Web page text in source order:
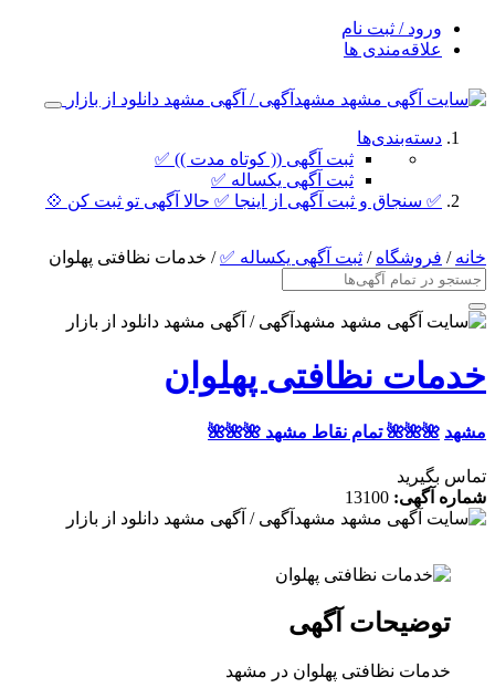
ورود / ثبت نام
علاقه‌مندی ها
دسته‌بندی‌ها
ثبت آگهی (( کوتاه مدت )) ✅
ثبت آگهی یکساله ✅
✅ سنجاق و ثبت آگهی از اینجا ✅ حالا آگهی تو ثبت کن 💠
خانه / فروشگاه / ثبت آگهی یکساله ✅/ خدمات نظافتی پهلوان
خدمات نظافتی پهلوان
مشهد 🌺🌺🌺 تمام نقاط مشهد 🌺🌺🌺
تماس بگیرید
شماره آگهی: 13100
توضیحات آگهی
خدمات نظافتی پهلوان در مشهد